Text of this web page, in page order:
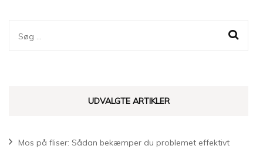
Søg
UDVALGTE ARTIKLER
Mos på fliser: Sådan bekæmper du problemet effektivt